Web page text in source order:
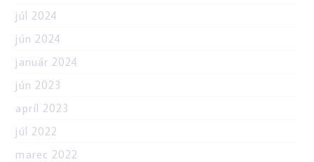
júl 2024
jún 2024
január 2024
jún 2023
apríl 2023
júl 2022
marec 2022